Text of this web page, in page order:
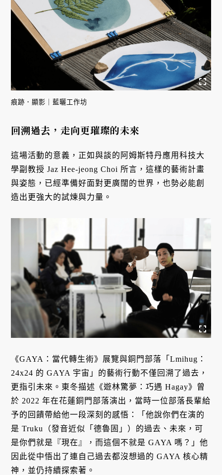
痕跡．顯影｜藍曬工作坊
回溯過去，走向更璀璨的未來
這場活動的意義，正如與談的阿姆斯特丹應用科技大
學副教授 Jaz Hee-jeong Choi 所言，這樣的藝術計畫
與姿態，已經準備好面對更廣闊的世界，也勢必能創
造出更強大的試煉與力量。
《GAYA：當代轉生術》展覽與銅門部落「Lmihug：
24x24 的 GAYA 宇宙」的藝術行動不僅回溯了過去，
更指引未來。東冬描述《遊林驚夢：巧遇 Hagay》曾
於 2022 年在花蓮銅門部落演出，當時一位部落長輩給
予的回饋帶給他一段深刻的感悟：「他說你們在演的
是 Truku（發音近似「德魯固」）的過去、未來，可
是你們就是『現在』，而這個不就是 GAYA 嗎？」他
因此從中悟出了連自己過去都沒想過的 GAYA 核心精
神，並仍持續探索著。